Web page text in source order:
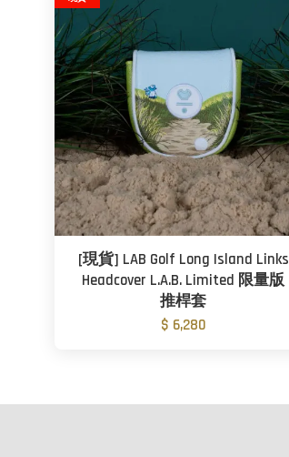
[現貨] LAB Golf Long Island Links
Headcover L.A.B. Limited 限量版
推桿套
$ 6,280